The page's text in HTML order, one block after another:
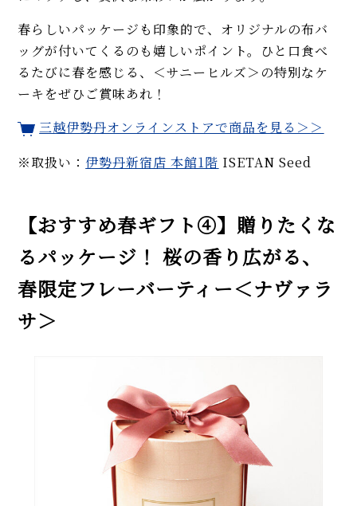
春らしいパッケージも印象的で、オリジナルの布バ
ッグが付いてくるのも嬉しいポイント。ひと口食べ
るたびに春を感じる、＜サニーヒルズ＞の特別なケ
ーキをぜひご賞味あれ！
三越伊勢丹オンラインストアで商品を見る＞＞
※取扱い： 伊勢丹新宿店本館1階 ISETAN Seed
【おすすめ春ギフト④】贈りたくな
るパッケージ！ 桜の香り広がる、
春限定フレーバーティー＜ナヴァラ
サ＞